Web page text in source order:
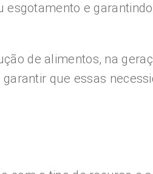
e
de alimentos, na
que essas